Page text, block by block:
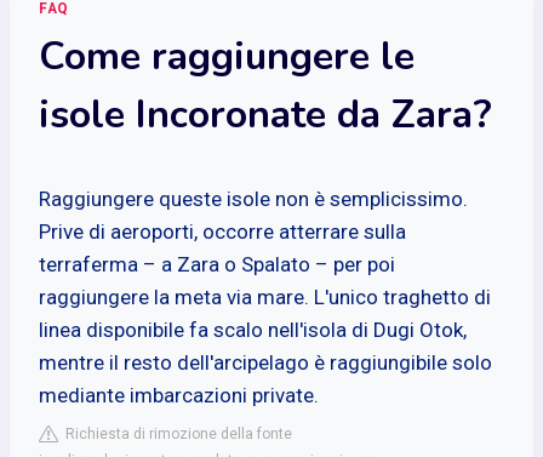
FAQ
Come raggiungere le
isole Incoronate da Zara?
Raggiungere queste isole non è semplicissimo.
Prive di aeroporti, occorre atterrare sulla
terraferma – a Zara o Spalato – per poi
raggiungere la meta via mare. L'unico traghetto di
linea disponibile fa scalo nell'isola di Dugi Otok,
mentre il resto dell'arcipelago è raggiungibile solo
mediante imbarcazioni private.
Richiesta di rimozione della fonte